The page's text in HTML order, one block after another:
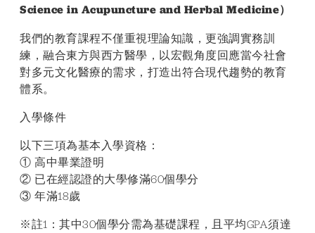
Science in Acupuncture and Herbal Medicine）
我們的教育課程不僅重視理論知識，更強調實務訓
練，融合東方與西方醫學，以宏觀角度回應當今社會
對多元文化醫療的需求，打造出符合現代趨勢的教育
體系。
入學條件
以下三項為基本入學資格：
① 高中畢業證明
② 已在經認證的大學修滿60個學分
③ 年滿18歲
※註1：其中30個學分需為基礎課程，且平均GPA須達